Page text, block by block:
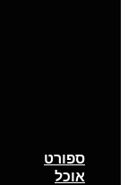
ספורט
אוכל